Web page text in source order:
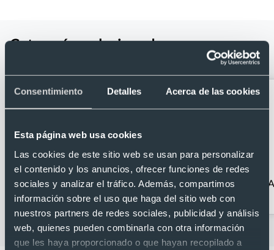
Consentimiento Detalles Acerca de las cookies
Esta página web usa cookies
Las cookies de este sitio web se usan para personalizar
el contenido y los anuncios, ofrecer funciones de redes
sociales y analizar el tráfico. Además, compartimos
información sobre el uso que haga del sitio web con
nuestros partners de redes sociales, publicidad y análisis
web, quienes pueden combinarla con otra información
que les haya proporcionado o que hayan recopilado a
Categorías relacionadas con
Identificador de maletas de aluminio
Accesorios de viaje Almohadillas de viaje